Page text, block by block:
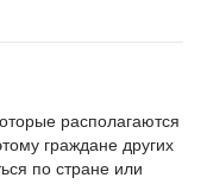
располагаются
граждане других
по стране или